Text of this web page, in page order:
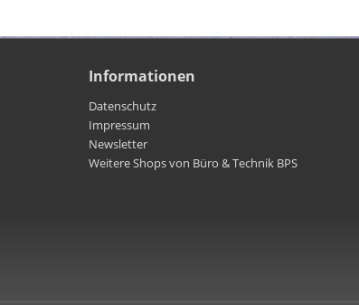
Informationen
Datenschutz
Impressum
Newsletter
Weitere Shops von Büro & Technik BPS